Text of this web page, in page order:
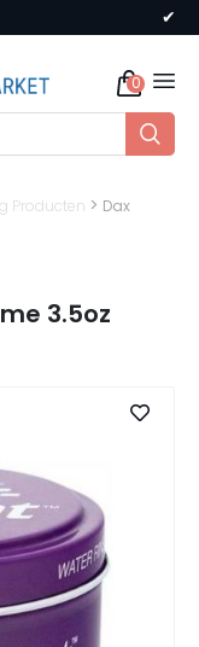
vanaf 40,-
0
Producten > Dax
3.5oz